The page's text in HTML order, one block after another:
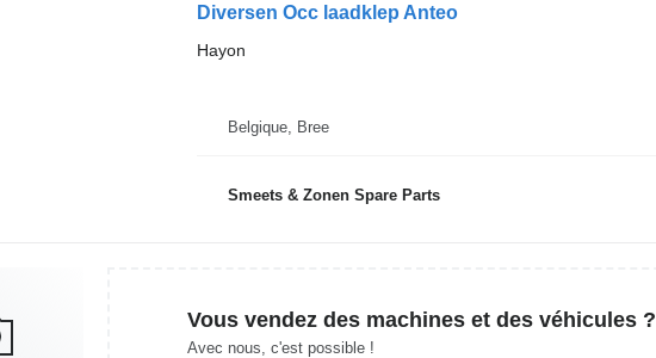
Diversen Occ laadklep Anteo
Hayon
Belgique, Bree
Smeets & Zonen Spare Parts
Vous vendez des machines et des véhicules ?
Avec nous, c'est possible !